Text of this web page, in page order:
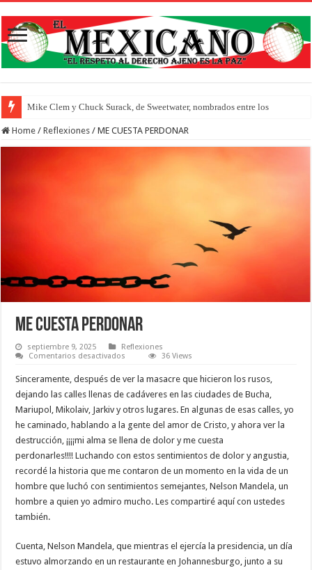
Ab
Home / Reflexiones / ME CUESTA PERDONAR
ME CUESTA PERDONAR
septiembre 9, 2025
Reflexiones
Comentarios desactivados
PERDONAR
36 Views
Sinceramente, después de ver la masacre que hicieron los rusos,
dejando las calles llenas de cadáveres en las ciudades de Bucha,
Mariupol, Mikolaiv, Jarkiv y otros lugares. En algunas de esas calles, yo
he caminado, hablando a la gente del amor de Cristo, y ahora ver la
destrucción, ¡¡¡¡mi alma se llena de dolor y me cuesta
perdonarles!!!! Luchando con estos sentimientos de dolor y angustia,
recordé la historia que me contaron de un momento en la vida de un
hombre que luchó con sentimientos semejantes, Nelson Mandela, un
hombre a quien yo admiro mucho. Les compartiré aquí con ustedes
también.
Cuenta, Nelson Mandela, que mientras el ejercía la presidencia, un día
estuvo almorzando en un restaurante en Johannesburgo, junto a su